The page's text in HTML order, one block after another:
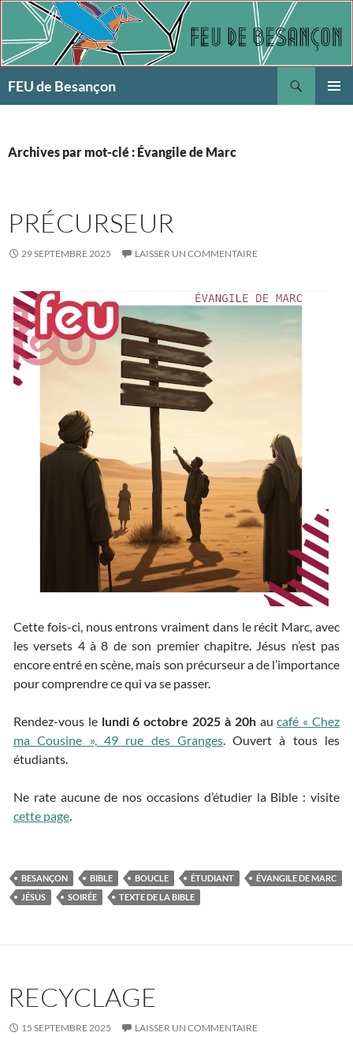
Aller
contenu
FEU de Besançon
Archives par mot-clé : Évangile de Marc
PRÉCURSEUR
29 SEPTEMBRE 2025 LAISSER UN COMMENTAIRE
Cette fois-ci, nous entrons vraiment dans le récit Marc, avec
les versets 4 à 8 de son premier chapitre. Jésus n’est pas
encore entré en scène, mais son précurseur a de l’importance
pour comprendre ce qui va se passer.
Rendez-vous le lundi 6 octobre 2025 à 20haucafé « Chez
ma Cousine », 49 rue des Granges. Ouvert à tous les
étudiants.
Ne rate aucune de nos occasions d’étudier la Bible : visite
cette page.
BESANÇON BIBLE BOUCLE ÉTUDIANT
ÉVANGILE DE MARC
JÉSUS
SOIRÉE TEXTE DE LA BIBLE
RECYCLAGE
15 SEPTEMBRE 2025 LAISSER UN COMMENTAIRE